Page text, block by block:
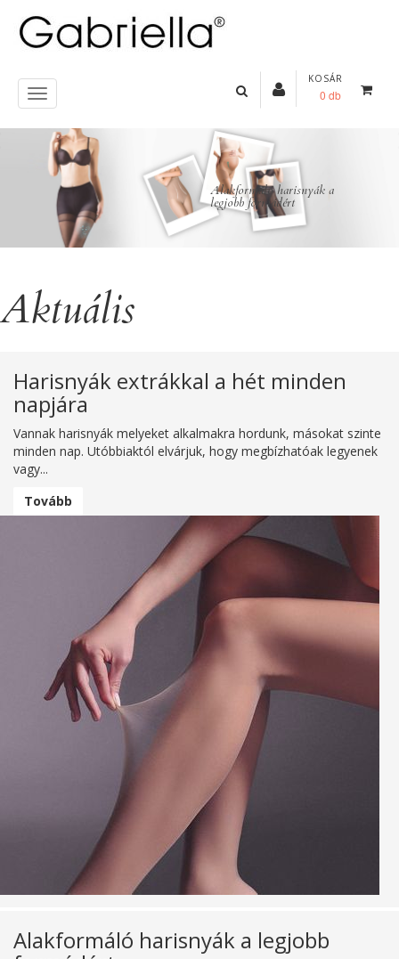
KOSÁR
0 db
Alakformáló harisnyák a
legjobb formádért
Previous
Aktuális
Harisnyák extrákkal a hét minden
napjára
Vannak harisnyák melyeket alkalmakra hordunk, másokat szinte
minden nap. Utóbbiaktól elvárjuk, hogy megbízhatóak legyenek
vagy...
Tovább
Alakformáló harisnyák a legjobb